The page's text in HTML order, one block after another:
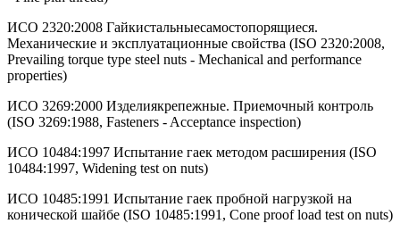
ИСО 2320:2008 Гайкистальныесамостопорящиеся.
Механические и эксплуатационные свойства (ISO 2320:2008,
Prevailing torque type steel nuts - Mechanical and performance
properties)
ИСО 3269:2000 Изделиякрепежные. Приемочный контроль
(ISO 3269:1988, Fasteners - Acceptance inspection)
ИСО 10484:1997 Испытание гаек методом расширения (ISO
10484:1997, Widening test on nuts)
ИСО 10485:1991 Испытание гаек пробной нагрузкой на
конической шайбе (ISO 10485:1991, Cone proof load test on nuts)